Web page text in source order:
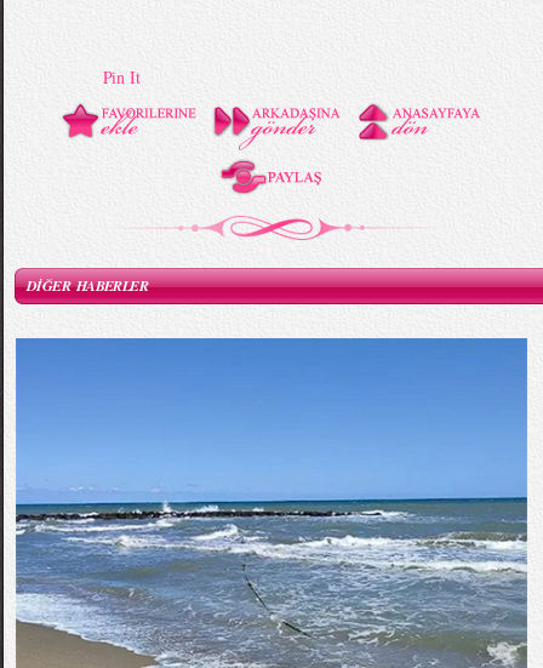
Pin It
DİĞER HABERLER